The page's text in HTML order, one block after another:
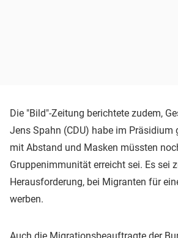
Die "Bild"-Zeitung berichtete zudem,
Jens Spahn (CDU) habe im Präsidium
mit Abstand und Masken müssten
Gruppenimmunität erreicht sei. Es sei
Herausforderung, bei Migranten für
werben.